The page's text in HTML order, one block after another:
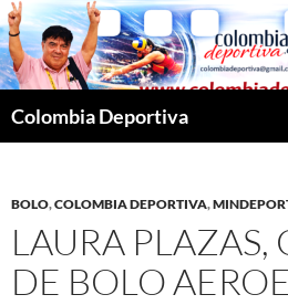
Saltar
al
contenido
Colombia Deportiva
BOLO,COLOMBIA DEPORTIVA,
LAURA
DE BOLO